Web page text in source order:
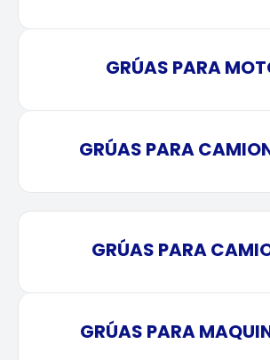
GRÚAS PARA
GRÚAS PARA
GRÚAS PARA
GRÚAS PARA